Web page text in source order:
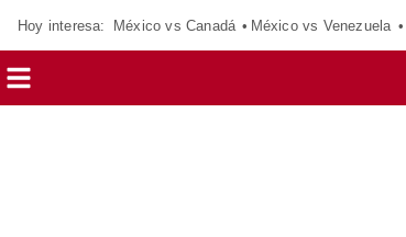
Hoy interesa: México vs Canadá México vs Venezuela